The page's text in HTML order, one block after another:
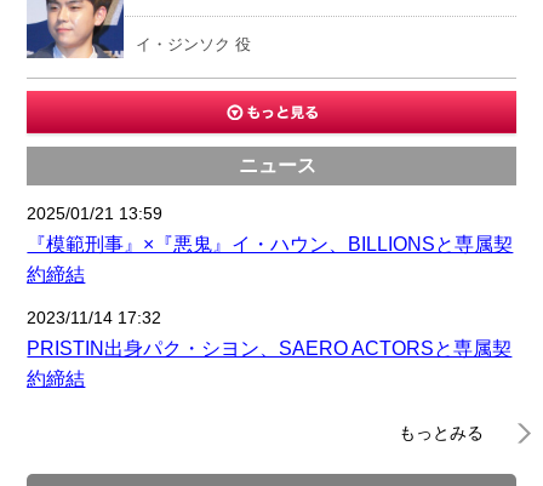
イ・ジンソク 役
ニュース
2025/01/21 13:59
『模範刑事』×『悪鬼』イ・ハウン、BILLIONSと専属契
約締結
2023/11/14 17:32
PRISTIN出身パク・シヨン、SAERO ACTORSと専属契
約締結
もっとみる